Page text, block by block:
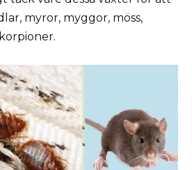
myror, myggor, möss,